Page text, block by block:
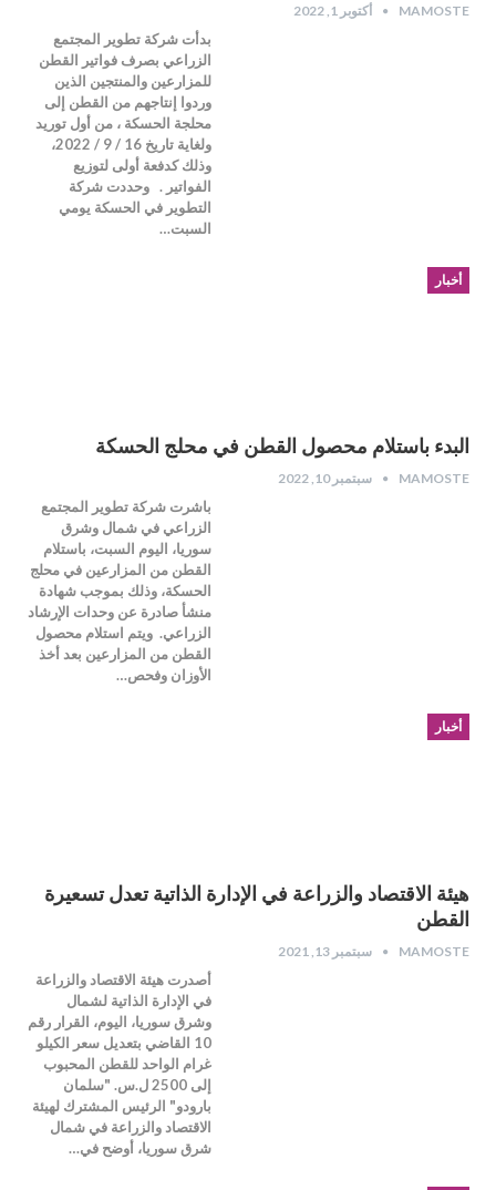
MAMOSTE أكتوبر 1, 2022
بدأت شركة تطوير المجتمع
الزراعي بصرف فواتير القطن
للمزارعين والمنتجين الذين
وردوا إنتاجهم من القطن إلى
محلجة الحسكة ، من أول توريد
ولغاية تاريخ 16 / 9 / 2022،
وذلك كدفعة أولى لتوزيع
الفواتير . وحددت شركة
التطوير في الحسكة يومي
السبت…
أخبار
البدء باستلام محصول القطن في محلج الحسكة
MAMOSTE سبتمبر 10, 2022
باشرت شركة تطوير المجتمع
الزراعي في شمال وشرق
سوريا، اليوم السبت، باستلام
القطن من المزارعين في محلج
الحسكة، وذلك بموجب شهادة
منشأ صادرة عن وحدات الإرشاد
الزراعي. ويتم استلام محصول
القطن من المزارعين بعد أخذ
الأوزان وفحص…
أخبار
هيئة الاقتصاد والزراعة في الإدارة الذاتية تعدل تسعيرة
القطن
MAMOSTE سبتمبر 13, 2021
أصدرت هيئة الاقتصاد والزراعة
في الإدارة الذاتية لشمال
وشرق سوريا، اليوم، القرار رقم
10 القاضي بتعديل سعر الكيلو
غرام الواحد للقطن المحبوب
إلى 2500 ل.س. "سلمان
بارودو" الرئيس المشترك لهيئة
الاقتصاد والزراعة في شمال
شرق سوريا، أوضح في…